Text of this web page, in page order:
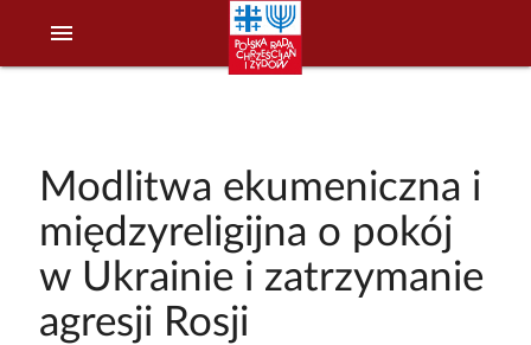
menu
Modlitwa ekumeniczna i
międzyreligijna o pokój
w Ukrainie i zatrzymanie
agresji Rosji